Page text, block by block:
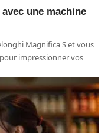
une machine
Magnifica S et vous
impressionner vos